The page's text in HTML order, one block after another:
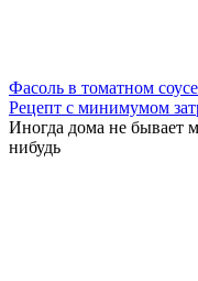
Фасоль в томатном
Рецепт с минимумом
Иногда дома не бывает
нибудь